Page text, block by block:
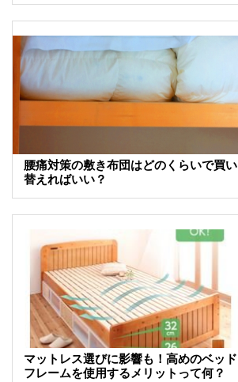
腰痛対策の敷き布団はどのくらいで買い
替えればいい？
マットレス選びに影響も！高めのベッド
フレームを使用するメリットって何？